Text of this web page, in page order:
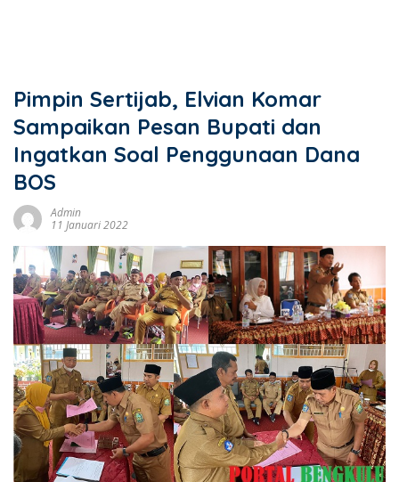
Pimpin Sertijab, Elvian Komar
Sampaikan Pesan Bupati dan
Ingatkan Soal Penggunaan Dana
BOS
Admin
11 Januari 2022